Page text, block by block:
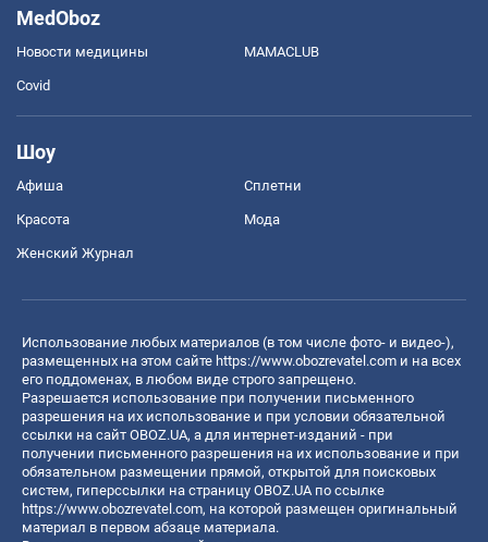
MedOboz
Новости медицины MAMACLUB
Covid
Шоу
Афиша Сплетни
Красота Мода
Женский Журнал
Использование любых материалов (в том числе фото- и видео-),
размещенных на этом сайте https://www.obozrevatel.com и на всех
его поддоменах, в любом виде строго запрещено.
Разрешается использование при получении письменного
разрешения на их использование и при условии обязательной
ссылки на сайт OBOZ.UA, а для интернет-изданий - при
получении письменного разрешения на их использование и при
обязательном размещении прямой, открытой для поисковых
систем, гиперссылки на страницу OBOZ.UA по ссылке
https://www.obozrevatel.com, на которой размещен оригинальный
материал в первом абзаце материала.